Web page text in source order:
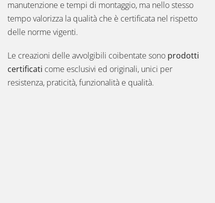
manutenzione e tempi di montaggio, ma nello stesso
tempo valorizza la qualità che è certificata nel rispetto
delle norme vigenti.
Le creazioni delle avvolgibili coibentate sono prodotti
certificati come esclusivi ed originali, unici per
resistenza, praticità, funzionalità e qualità.